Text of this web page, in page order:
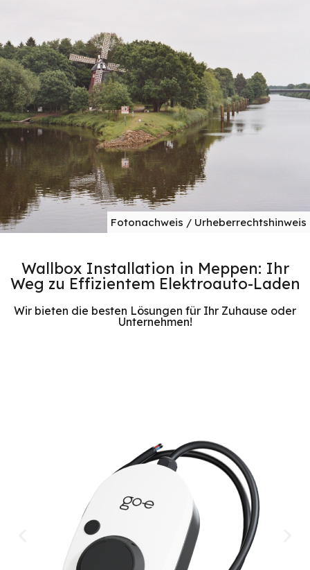
Fotonachweis / Urheberrechtshinweis
Wallbox Installation in Meppen: Ihr
Weg zu Effizientem Elektroauto-Laden
Wir bieten die besten Lösungen für Ihr Zuhause oder
Unternehmen!